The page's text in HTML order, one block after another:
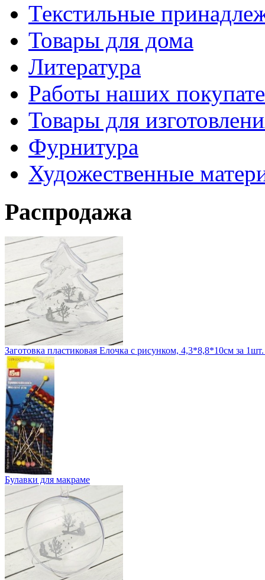
Текстильные
Товары для дома
Литература
Работы наших
Товары для
Фурнитура
Художественные
Распродажа
Заготовка пластиковая Елочка с рисунком, 4,3*8,8*10см за
Булавки для макраме